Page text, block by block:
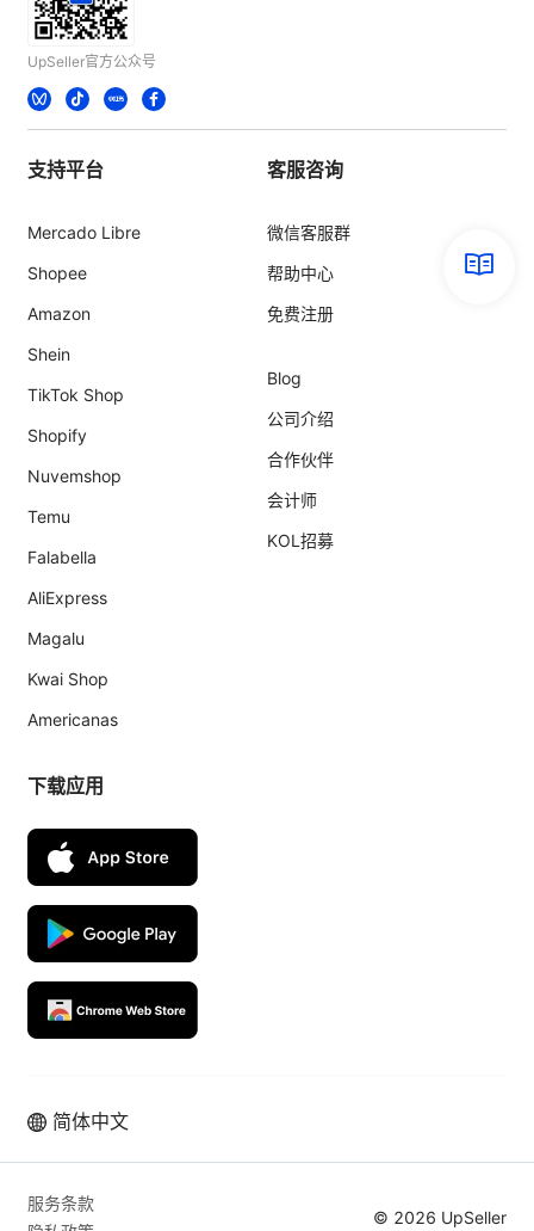
UpSeller官方公众号
支持平台
Mercado Libre
Shopee
Amazon
Shein
TikTok Shop
Shopify
Nuvemshop
Temu
Falabella
AliExpress
Magalu
Kwai Shop
Americanas
客服咨询
微信客服群
帮助中心
免费注册
Blog
公司介绍
合作伙伴
会计师
KOL招募
下载应用
简体中文
服务条款
© 2026 UpSeller